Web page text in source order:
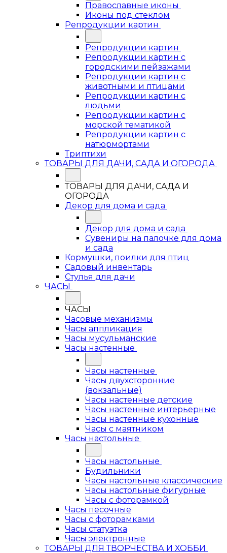
Православные иконы
Иконы под стеклом
Репродукции картин
Репродукции картин
Репродукции картин с
городскими пейзажами
Репродукции картин с
животными и птицами
Репродукции картин с
людьми
Репродукции картин с
морской тематикой
Репродукции картин с
натюрмортами
Триптихи
ТОВАРЫ ДЛЯ ДАЧИ, САДА И ОГОРОДА
ТОВАРЫ ДЛЯ ДАЧИ, САДА И
ОГОРОДА
Декор для дома и сада
Декор для дома и сада
Сувениры на палочке для дома
и сада
Кормушки, поилки для птиц
Садовый инвентарь
Стулья для дачи
ЧАСЫ
ЧАСЫ
Часовые механизмы
Часы аппликация
Часы мусульманские
Часы настенные
Часы настенные
Часы двухсторонние
(вокзальные)
Часы настенные детские
Часы настенные интерьерные
Часы настенные кухонные
Часы с маятником
Часы настольные
Часы настольные
Будильники
Часы настольные классические
Часы настольные фигурные
Часы с фоторамкой
Часы песочные
Часы с фоторамками
Часы статуэтка
Часы электронные
ТОВАРЫ ДЛЯ ТВОРЧЕСТВА И ХОББИ